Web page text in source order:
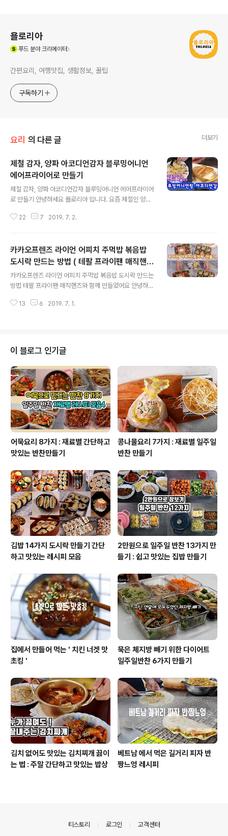
욜로리아
푸드분야 크리에이터
간편요리, 여행맛집, 생활정보, 꿀팁
구독하기
요리 의 다른 글 더보기
제철 감자, 양파 아코디언감자 블루밍어니언
에어프라이어로 만들기
제철 감자, 양파 아코디언감자 블루밍어니언 에어프라이어
로 만들기 안녕하세요 욜로리아 입니다. 요즘 제철인 양파
디언 감자를 만들어 봤어요 튀기면 기름이 많이 들고 남은
언감자 만드는방법 감자, 올리브유, 소금, 후추 마요네즈,
양파, 설탕 1.감자 썰기 감자는 껍질째 사용할거라 깨끗하
게 닦아줍니다. 아래쪽이 잘리지 않게 적가락을 두고 자르
면 편해요 2.올리브유바르기 올리브유에 소금과 후추를 조
만들기 양파 1/4개와 설탕 2스푼, 마요네즈 3스푼을 넣고
22 7 2019. 7. 2.
카카오프렌즈 라이언 어피치 주먹밥 볶음밥
도시락 만드는 방법 ( 테팔 프라이팬 매직핸즈
)
카카오프렌즈 라이언 어피치 주먹밥 볶음밥 도시락 만드는
방법 테팔 프라이팬 매직핸즈와 함께 만들었어요 안녕하세
요? Ryan 좋아하는 분들이 정말 정말 많으시더라구요 예
하얀색이라 더욱 맘에 들어요 더군다나 매직핸즈는 원터치
손잡이를 분리할수 있어서 공간차지가 덜해 보관하기도 좋
고 좁은 공간에서 더욱 사용하기 편리합니다. 불에 달구고
여러번 사용하고 라이언, 어피치 얼굴은 프라이팬 바닥에
있어서 걱정했지만 테팔만의 기술력 다시한번 놀랬습니다.
라이언이 멀쩡하더라구요 괜한 걱정을 했구나 싶었어요 ..
13 6 2019. 7. 1.
이 블로그 인기글
어묵요리 8가지 : 재료별 간단하고
맛있는 반찬만들기
콩나물요리 7가지 : 재료별 일주일
반찬 만들기
김밥 14가지 도시락 만들기 간단
하고 맛있는 레시피 모음
2만원으로 일주일 반찬 13가지 만
들기 : 쉽고 맛있는 집밥 만들기
집에서 만들어 먹는 ' 치킨 너겟 맛
초킹 '
묵은 체지방 빼기 위한 다이어트
일주일반찬 6가지 만들기
김치 없어도 맛있는 김치찌개 끓이
는 법 : 주말 간단하고 맛있는 밥상
베트남 에서 먹은 길거리 피자 반
짱느엉 레시피
티스토리 로그인 고객센터